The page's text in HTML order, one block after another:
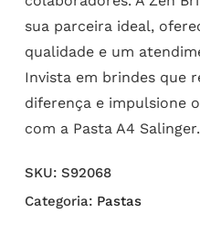
sua parceira ideal,
qualidade e um
Invista em brindes que
diferença e impulsione
com a Pasta A4 Salinger.
SKU: S92068
Categoria: Pastas